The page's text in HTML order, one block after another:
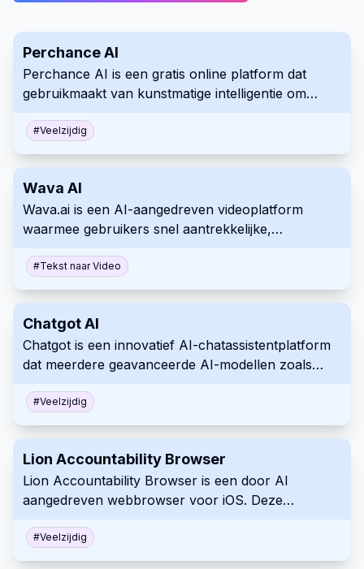
Perchance AI
Perchance AI is een gratis online platform dat
gebruikmaakt van kunstmatige intelligentie om
afbeeldingen, verhalen, personages en meer, met
behulp van eenvoudige tekstprompts.
#Veelzijdig
Wava AI
Wava.ai is een AI-aangedreven videoplatform
waarmee gebruikers snel aantrekkelijke,
sociale mediaplatforms zoals TikTok en Instagram.
#Tekst naar Video
Chatgot AI
Chatgot is een innovatief AI-chatassistentplatform
dat meerdere geavanceerde AI-modellen zoals
interface, en gepersonaliseerde, meertalige
gesprekken biedt met robuuste
#Veelzijdig
Lion Accountability Browser
Lion Accountability Browser is een door AI
aangedreven webbrowser voor iOS. Deze
tools en biedt ouderlijk toezicht.
#Veelzijdig